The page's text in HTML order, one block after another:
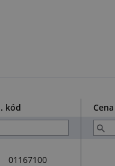
kód Cena
01167100